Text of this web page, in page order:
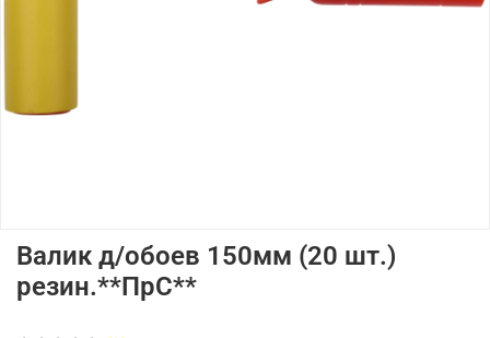
Валик д/обоев 150мм (20 шт.)
резин.**ПрС**